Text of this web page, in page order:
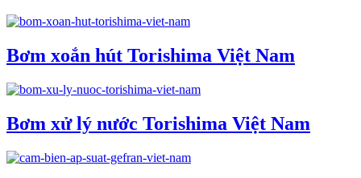
Bơm xoắn hút Torishima Việt Nam
Bơm xử lý nước Torishima Việt Nam